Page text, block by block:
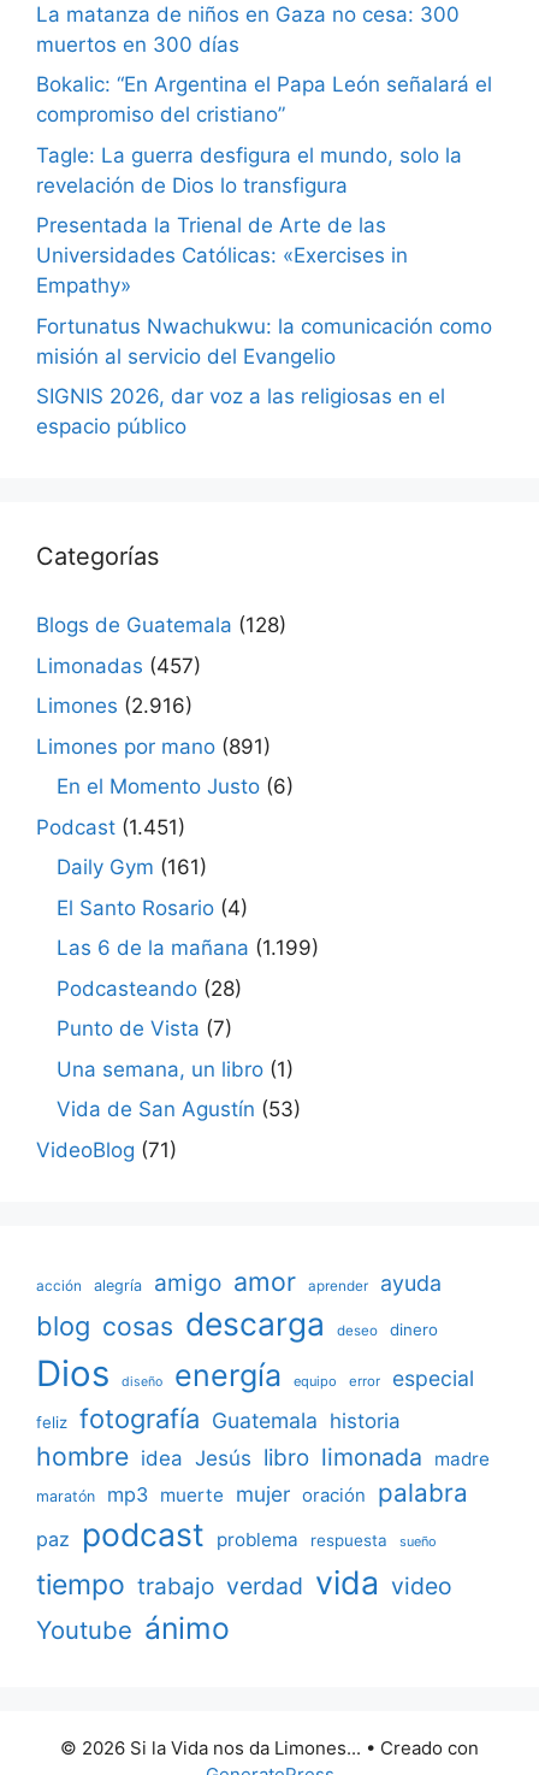
La matanza de niños en Gaza no cesa: 300
muertos en 300 días
Bokalic: “En Argentina el Papa León señalará el
compromiso del cristiano”
Tagle: La guerra desfigura el mundo, solo la
revelación de Dios lo transfigura
Presentada la Trienal de Arte de las
Universidades Católicas: «Exercises in
Empathy»
Fortunatus Nwachukwu: la comunicación como
misión al servicio del Evangelio
SIGNIS 2026, dar voz a las religiosas en el
espacio público
Categorías
Blogs de Guatemala (128)
Limonadas (457)
Limones (2.916)
Limones por mano (891)
En el Momento Justo (6)
Podcast (1.451)
Daily Gym (161)
El Santo Rosario (4)
Las 6 de la mañana (1.199)
Podcasteando (28)
Punto de Vista (7)
Una semana, un libro (1)
Vida de San Agustín (53)
VideoBlog (71)
acción alegría amigo amor aprender ayuda
blog cosas descarga deseo dinero
Dios diseño energía equipo error especial
feliz fotografía Guatemala historia
hombre idea Jesús libro limonada madre
maratón mp3 muerte mujer oración palabra
paz podcast problema respuesta sueño
tiempo trabajo verdad vida video
Youtube ánimo
© 2026 Si la Vida nos da Limones... • Creado con